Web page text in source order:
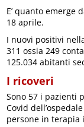
E’ quanto emerge
18 aprile.
I nuovi positivi
311 ossia 249
125.034 abitanti
I ricoveri
Sono 57 i pazienti
Covid
persone in terapia